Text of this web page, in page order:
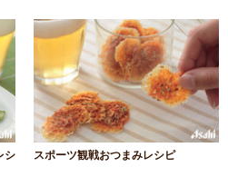
シ
スポーツ観戦おつまみレシピ